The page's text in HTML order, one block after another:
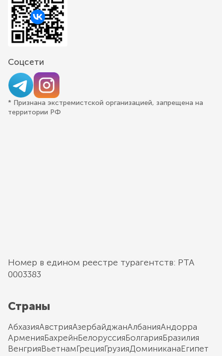
Соцсети
* Признана экстремистской организацией, запрещена на
территории РФ
Номер в едином реестре турагентств: РТА
0003383
Страны
АбхазияАвстрияАзербайджанАлбанияАндорра
АрменияБахрейнБелоруссияБолгарияБразилия
ВенгрияВьетнамГрецияГрузияДоминиканаЕгипет